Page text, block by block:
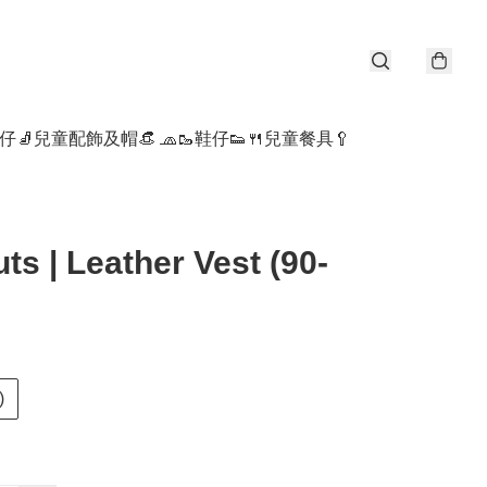
🧦 兒童配飾及帽👒 🧢🥾鞋仔👟 🍴兒童餐具🥄
| Leather Vest (90-